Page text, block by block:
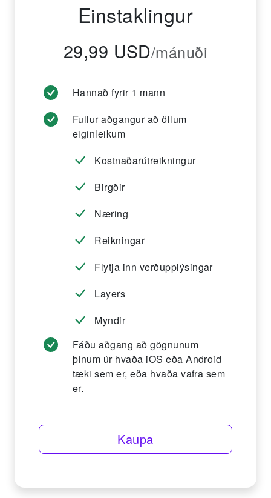
Einstaklingur
29,99 USD/mánuði
Hannað fyrir 1 mann
Fullur aðgangur að öllum
eiginleikum
Kostnaðarútreikningur
Birgðir
Næring
Reikningar
Flytja inn verðupplýsingar
Layers
Myndir
Fáðu aðgang að gögnunum
þínum úr hvaða iOS eða Android
tæki sem er, eða hvaða vafra sem
er.
Kaupa